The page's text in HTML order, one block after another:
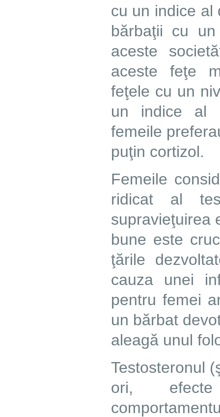
cu un indice al
bărbaţii cu
aceste
aceste feţe
feţele cu un
un indice al
femeile
puţin cortizol.
Femeile
ridicat al
supravieţuirea
bune este
ţările
cauza unei
pentru femei
un bărbat
aleagă unul
Testosteronul
ori,